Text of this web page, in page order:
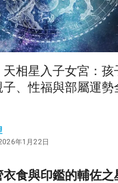
天相星入子女宮：孩
、性福與部屬運勢
年1月22日
食與印鑑的輔佐之